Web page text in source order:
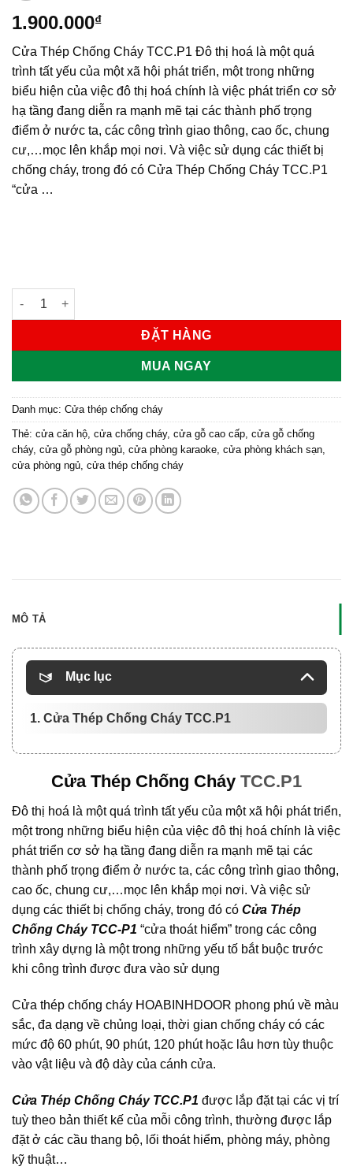
1.900.000₫
Cửa Thép Chống Cháy TCC.P1 Đô thị hoá là một quá
trình tất yếu của một xã hội phát triển, một trong những
biểu hiện của việc đô thị hoá chính là việc phát triển cơ sở
hạ tầng đang diễn ra mạnh mẽ tại các thành phố trọng
điểm ở nước ta, các công trình giao thông, cao ốc, chung
cư,…mọc lên khắp mọi nơi. Và việc sử dụng các thiết bị
chống cháy, trong đó có Cửa Thép Chống Cháy TCC.P1
“cửa …
CỬA THÉP CHỐNG CHÁY MẪU P1 số lượng
ĐẶT HÀNG
MUA NGAY
Danh mục: Cửa thép chống cháy
Thẻ: cửa căn hộ, cửa chống cháy, cửa gỗ cao cấp, cửa gỗ chống
cháy, cửa gỗ phòng ngủ, cửa phòng karaoke, cửa phòng khách sạn,
cửa phòng ngủ, cửa thép chống cháy
MÔ TẢ
Mục lục
1. Cửa Thép Chống Cháy TCC.P1
Cửa Thép Chống Cháy TCC.P1
Đô thị hoá là một quá trình tất yếu của một xã hội phát triển,
một trong những biểu hiện của việc đô thị hoá chính là việc
phát triển cơ sở hạ tầng đang diễn ra mạnh mẽ tại các
thành phố trọng điểm ở nước ta, các công trình giao thông,
cao ốc, chung cư,…mọc lên khắp mọi nơi. Và việc sử
dụng các thiết bị chống cháy, trong đó có Cửa Thép
Chống Cháy TCC-P1 “cửa thoát hiểm” trong các công
trình xây dựng là một trong những yếu tố bắt buộc trước
khi công trình được đưa vào sử dụng
Cửa thép chống cháy HOABINHDOOR phong phú về màu
sắc, đa dạng về chủng loại, thời gian chống cháy có các
mức độ 60 phút, 90 phút, 120 phút hoặc lâu hơn tùy thuộc
vào vật liệu và độ dày của cánh cửa.
Cửa Thép Chống Cháy TCC.P1 được lắp đặt tại các vị trí
tuỳ theo bản thiết kế của mỗi công trình, thường được lắp
đặt ở các cầu thang bộ, lối thoát hiểm, phòng máy, phòng
kỹ thuật…